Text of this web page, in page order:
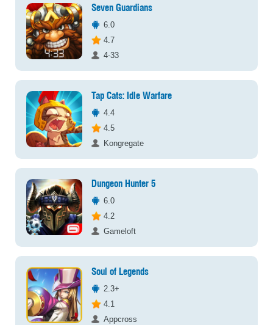
Seven Guardians
6.0
4.7
4-33
Tap Cats: Idle Warfare
4.4
4.5
Kongregate
Dungeon Hunter 5
6.0
4.2
Gameloft
Soul of Legends
2.3+
4.1
Appcross